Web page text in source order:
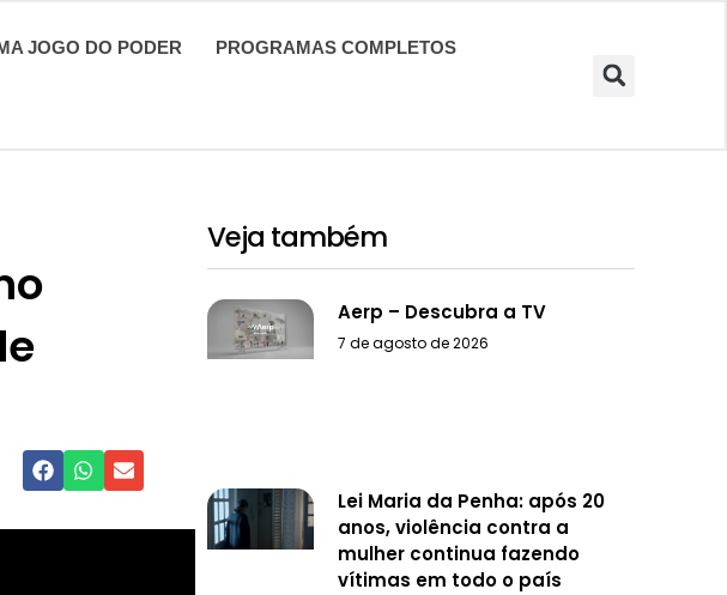
JOGO DO PODER PROGRAMAS COMPLETOS
Veja também
Aerp – Descubra a TV
7 de agosto de 2026
Lei Maria da Penha: após 20
anos, violência contra a
mulher continua fazendo
vítimas em todo o país